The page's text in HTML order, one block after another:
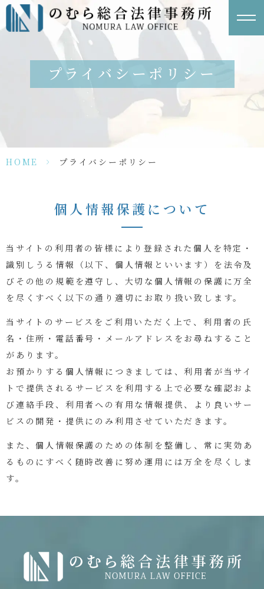
プライバシーポリシー
HOME > プライバシーポリシー
個人情報保護について
当サイトの利用者の皆様により登録された個人を特定・
識別しうる情報（以下、個人情報といいます）を法令及
びその他の規範を遵守し、大切な個人情報の保護に万全
を尽くすべく以下の通り適切にお取り扱い致します。
当サイトのサービスをご利用いただく上で、利用者の氏
名・住所・電話番号・メールアドレスをお尋ねすること
があります。
お預かりする個人情報につきましては、利用者が当サイ
トで提供されるサービスを利用する上で必要な確認およ
び連絡手段、利用者への有用な情報提供、より良いサー
ビスの開発・提供にのみ利用させていただきます。
また、個人情報保護のための体制を整備し、常に実効あ
るものにすべく随時改善に努め運用には万全を尽くしま
す。